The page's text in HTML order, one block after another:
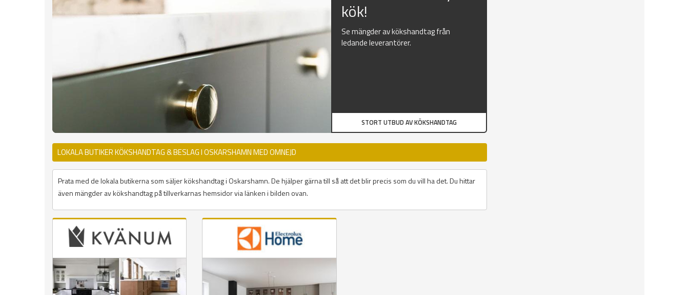
kök!
Se mängder av kökshandtag från
ledande leverantörer.
STORT UTBUD AV KÖKSHANDTAG
LOKALA BUTIKER KÖKSHANDTAG & BESLAG I OSKARSHAMN MED OMNEJD
Prata med de lokala butikerna som säljer kökshandtag i Oskarshamn. De hjälper gärna till så att det blir precis som du vill ha det. Du hittar
även mängder av kökshandtag på tillverkarnas hemsidor via länken i bilden ovan.